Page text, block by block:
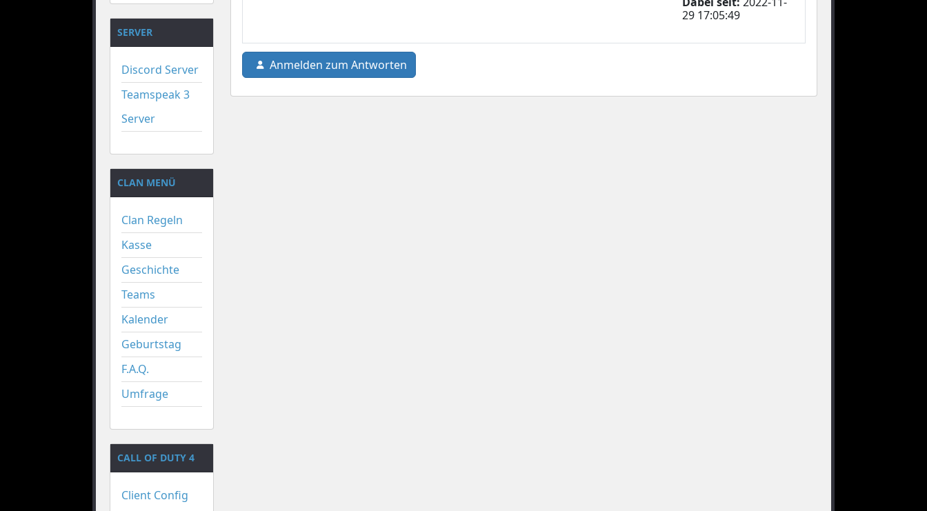
SERVER
Discord Server
Teamspeak 3
Server
CLAN MENÜ
Clan Regeln
Kasse
Geschichte
Teams
Kalender
Geburtstag
F.A.Q.
Umfrage
CALL OF DUTY 4
Client Config
29 17:05:49
Anmelden zum Antworten